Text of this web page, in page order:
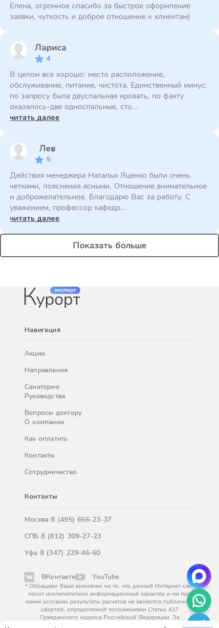
Елена, огромное спасибо за быстрое оформление
заявки, чуткость и доброе отношение к клиентам)
Лариса
4
В целом все хорошо: место расположение,
обслуживание, питание, чистота. Единственный минус:
по запросу была двуспальная кровать, по факту
оказалось-две односпальные, сто...
читать далее
Лев
5
Действия менеджера Натальи Яценко были очень
четкими, пояснения ясными. Отношение внимательное
и доброжелательное. Благодарю Вас за работу. С
уважением, профессор кафедр...
читать далее
Показать больше
Навигация
Акции
Направления
Санатории
Руководства
Вопросы доктору
О компании
Как оплатить
Контакты
Сотрудничество
Контакты
Москва8 (495) 666-23-37
СПБ 8 (812) 309-27-23
Уфа 8 (347) 229-46-60
ВКонтакте YouTube
* Обращаем Ваше внимание на то, что данный Интернет-сайт
носит исключительно информационный характер и ни при
каких условиях результаты расчетов не являются публичной
офертой, определяемой положениями Статьи 437
Гражданского кодекса Российской Федерации. За